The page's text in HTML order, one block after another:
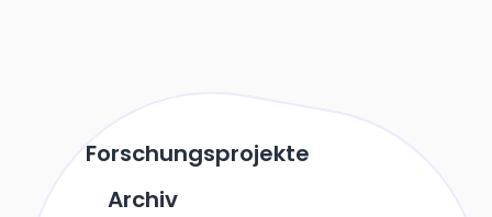
Forschungsprojekte
Archiv